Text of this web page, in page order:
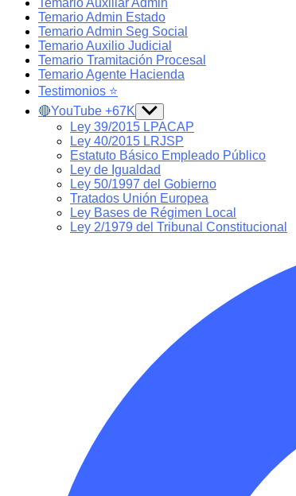
Temario Auxiliar Admin
Temario Admin Estado
Temario Admin Seg Social
Temario Auxilio Judicial
Temario Tramitación Procesal
Temario Agente Hacienda
Testimonios ⭐️
🔴YouTube +67K Show
sub
menu
Ley 39/2015 LPACAP
Ley 40/2015 LRJSP
Estatuto Básico Empleado Público
Ley de Igualdad
Ley 50/1997 del Gobierno
Tratados Unión Europea
Ley Bases de Régimen Local
Ley 2/1979 del Tribunal Constitucional